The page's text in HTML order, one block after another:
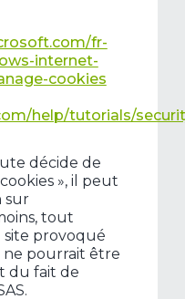
fr-
internet-
cookies
help/tutorials/
décide de
», il peut
sur
tout
provoqué
pourrait être
du fait de